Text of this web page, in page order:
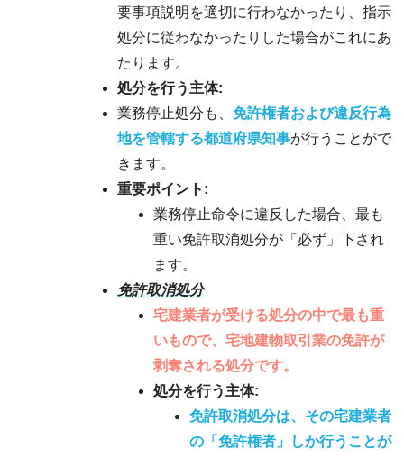
要事項説明を適切に行わなかったり、指示
処分に従わなかったりした場合がこれにあ
たります。
処分を行う主体:
業務停止処分も、 免許権者および違反行為
地を管轄する都道府県知事が行うことがで
きます。
重要ポイント:
業務停止命令に違反した場合、最も
重い免許取消処分が「必ず」下され
ます。
免許取消処分
宅建業者が受ける処分の中で最も重
いもので、宅地建物取引業の免許が
剥奪される処分です。
処分を行う主体:
免許取消処分は、その宅建業者
の「免許権者」しか行うことが